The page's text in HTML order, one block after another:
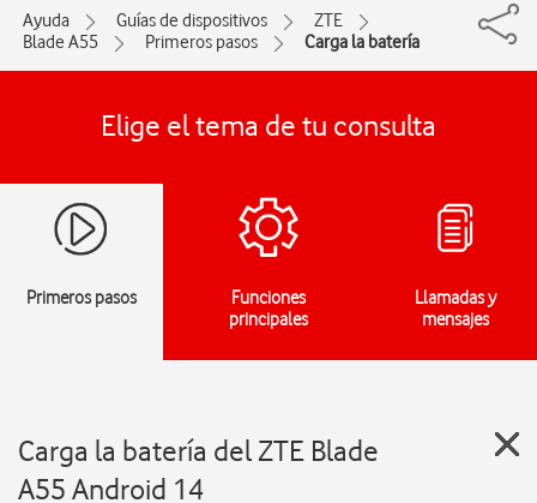
Ayuda Guías de dispositivos
ZTE
Blade A55
Primeros pasos Carga la batería
Elige el tema de tu consulta
Primeros pasos
Funciones
principales
Llamadas y
mensajes
Carga la batería del ZTE Blade
A55 Android 14